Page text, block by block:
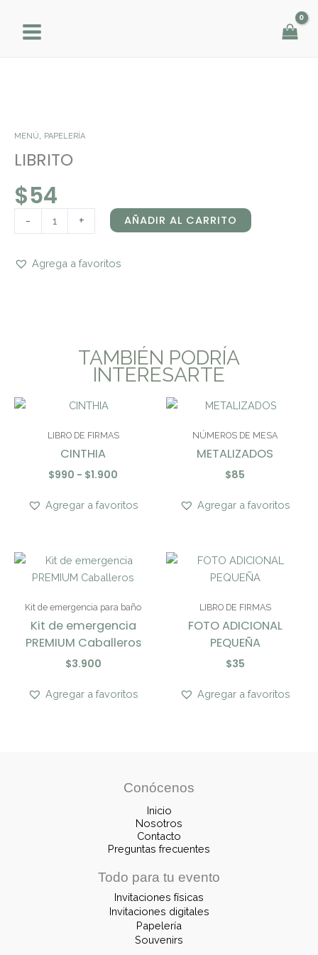
contenido
MENÚ PAPELERÍA
LIBRITO
$54
- + AÑADIR AL CARRITO
Agrega a favoritos
TAMBIÉN PODRÍA
INTERESARTE
LIBRO DE FIRMAS
CINTHIA
$990 - $1.900
precios:
desde
Agregar a favoritos
NÚMEROS DE MESA
METALIZADOS
$85
Agregar a favoritos
Kit de emergencia para baño
Kit de emergencia
PREMIUM Caballeros
$3.900
Agregar a favoritos
LIBRO DE FIRMAS
FOTO ADICIONAL
PEQUEÑA
$35
Agregar a favoritos
Conócenos
Inicio
Nosotros
Contacto
Preguntas frecuentes
Todo para tu evento
Invitaciones físicas
Invitaciones digitales
Papelería
Souvenirs